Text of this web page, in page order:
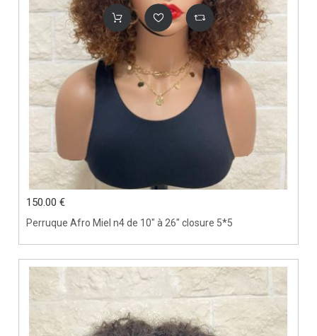
Perruque Afro Miel n4 de 10" à 26" closure 5*5
150.00 €